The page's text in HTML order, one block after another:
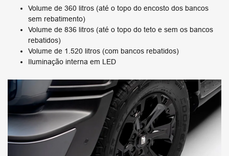
Volume de 360 litros (até o topo do encosto dos bancos
sem rebatimento)
Volume de 836 litros (até o topo do teto e sem os bancos
rebatidos)
Volume de 1.520 litros (com bancos rebatidos)
Iluminação interna em LED